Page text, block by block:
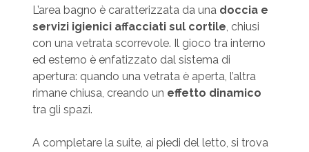
L’area bagno è caratterizzata da una doccia e
servizi igienici affacciati sul cortile, chiusi
con una vetrata scorrevole. Il gioco tra interno
ed esterno è enfatizzato dal sistema di
apertura: quando una vetrata è aperta, l’altra
rimane chiusa, creando un effetto dinamico
tra gli spazi.
A completare la suite, ai piedi del letto, si trova